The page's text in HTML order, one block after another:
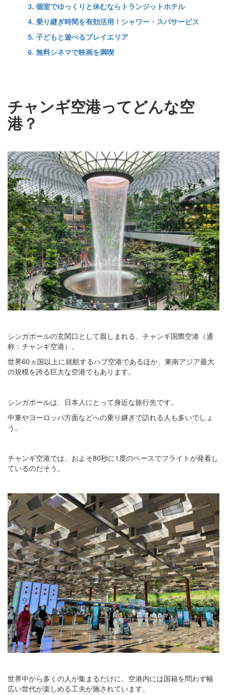
3. 個室でゆっくりと休むならトランジットホテル
4. 乗り継ぎ時間を有効活用！シャワー・スパサービス
5. 子どもと遊べるプレイエリア
6. 無料シネマで映画を満喫
チャンギ空港ってどんな空
港？
シンガポールの玄関口として親しまれる、チャンギ国際空港（通
称：チャンギ空港）。
世界60ヵ国以上に就航するハブ空港であるほか、東南アジア最大
の規模を誇る巨大な空港でもあります。
シンガポールは、日本人にとって身近な旅行先です。
中東やヨーロッパ方面などへの乗り継ぎで訪れる人も多いでしょ
う。
チャンギ空港では、およそ80秒に1度のペースでフライトが発着し
ているのだそう。
世界中から多くの人が集まるだけに、空港内には国籍を問わず幅
広い世代が楽しめる工夫が施されています。